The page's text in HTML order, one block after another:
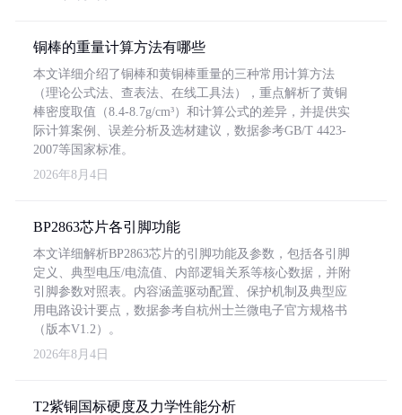
铜棒的重量计算方法有哪些
本文详细介绍了铜棒和黄铜棒重量的三种常用计算方法
（理论公式法、查表法、在线工具法），重点解析了黄铜
棒密度取值（8.4-8.7g/cm³）和计算公式的差异，并提供实
际计算案例、误差分析及选材建议，数据参考GB/T 4423-
2007等国家标准。
2026年8月4日
BP2863芯片各引脚功能
本文详细解析BP2863芯片的引脚功能及参数，包括各引脚
定义、典型电压/电流值、内部逻辑关系等核心数据，并附
引脚参数对照表。内容涵盖驱动配置、保护机制及典型应
用电路设计要点，数据参考自杭州士兰微电子官方规格书
（版本V1.2）。
2026年8月4日
T2紫铜国标硬度及力学性能分析